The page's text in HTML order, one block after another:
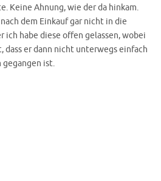
Keine Ahnung, wie der da hinkam.
dem Einkauf gar nicht in die
ich habe diese offen gelassen, wobei
dass er dann nicht unterwegs einfach
ist.